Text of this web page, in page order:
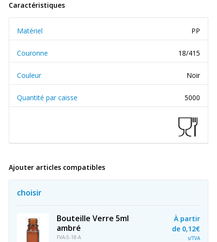
Caractéristiques
Matériel PP
Couronne 18/415
Couleur Noir
Quantité par caisse 5000
Ajouter articles compatibles
choisir
Bouteille Verre 5ml
ambré
FVA-5-18-A
À partir
de 0,12€
s/TVA